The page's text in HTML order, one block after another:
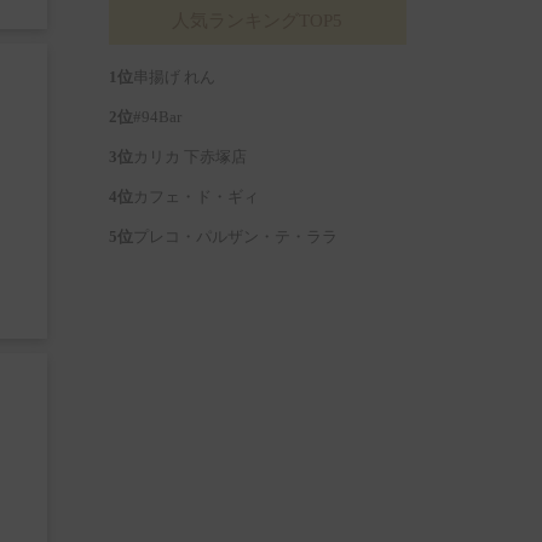
串揚げ れん
#94Bar
カリカ 下赤塚店
カフェ・ド・ギィ
プレコ・パルザン・テ・ララ